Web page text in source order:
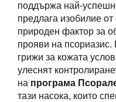
поддържа най-
предлага изобилие
природен фактор за
прояви на псориазис.
грижи за кожата
улеснят
на програма
тази насока, които